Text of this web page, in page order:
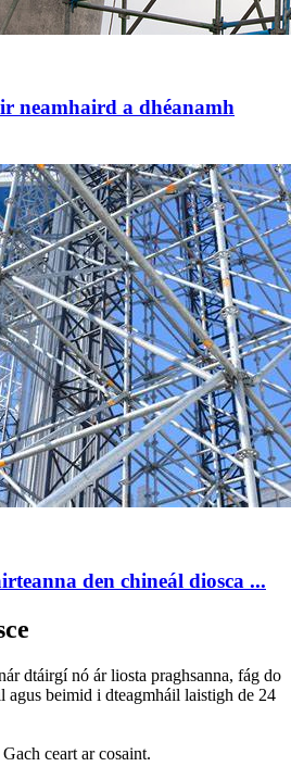
neamhaird a dhéanamh
den chineál diosca ...
dtáirgí nó ár liosta praghsanna, fág do
agus beimid i dteagmháil laistigh de 24
ceart ar cosaint.